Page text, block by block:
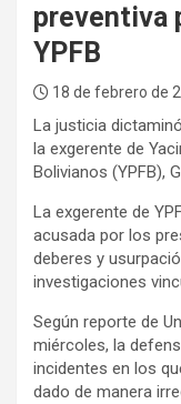
preventiva
YPFB
18 de febrero de
La justicia
la exgerente de
Bolivianos (YPFB),
La exgerente de
acusada por los
deberes y
investigaciones
Según reporte de
miércoles, la
incidentes en los
dado de manera